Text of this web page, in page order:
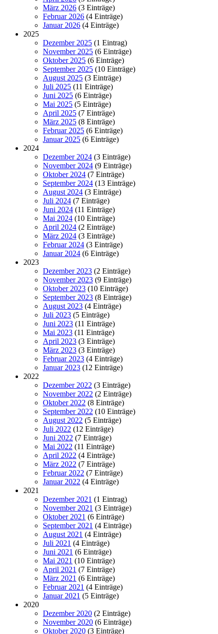
März 2026 (3 Einträge)
Februar 2026 (4 Einträge)
Januar 2026 (4 Einträge)
2025
Dezember 2025 (1 Eintrag)
November 2025 (6 Einträge)
Oktober 2025 (6 Einträge)
September 2025 (10 Einträge)
August 2025 (3 Einträge)
Juli 2025 (11 Einträge)
Juni 2025 (6 Einträge)
Mai 2025 (5 Einträge)
April 2025 (7 Einträge)
März 2025 (8 Einträge)
Februar 2025 (6 Einträge)
Januar 2025 (6 Einträge)
2024
Dezember 2024 (3 Einträge)
November 2024 (9 Einträge)
Oktober 2024 (7 Einträge)
September 2024 (13 Einträge)
August 2024 (3 Einträge)
Juli 2024 (7 Einträge)
Juni 2024 (11 Einträge)
Mai 2024 (10 Einträge)
April 2024 (2 Einträge)
März 2024 (3 Einträge)
Februar 2024 (3 Einträge)
Januar 2024 (6 Einträge)
2023
Dezember 2023 (2 Einträge)
November 2023 (9 Einträge)
Oktober 2023 (10 Einträge)
September 2023 (8 Einträge)
August 2023 (4 Einträge)
Juli 2023 (5 Einträge)
Juni 2023 (11 Einträge)
Mai 2023 (11 Einträge)
April 2023 (3 Einträge)
März 2023 (3 Einträge)
Februar 2023 (4 Einträge)
Januar 2023 (12 Einträge)
2022
Dezember 2022 (3 Einträge)
November 2022 (2 Einträge)
Oktober 2022 (8 Einträge)
September 2022 (10 Einträge)
August 2022 (5 Einträge)
Juli 2022 (12 Einträge)
Juni 2022 (7 Einträge)
Mai 2022 (11 Einträge)
April 2022 (4 Einträge)
März 2022 (7 Einträge)
Februar 2022 (7 Einträge)
Januar 2022 (4 Einträge)
2021
Dezember 2021 (1 Eintrag)
November 2021 (3 Einträge)
Oktober 2021 (6 Einträge)
September 2021 (4 Einträge)
August 2021 (4 Einträge)
Juli 2021 (4 Einträge)
Juni 2021 (6 Einträge)
Mai 2021 (10 Einträge)
April 2021 (7 Einträge)
März 2021 (6 Einträge)
Februar 2021 (4 Einträge)
Januar 2021 (5 Einträge)
2020
Dezember 2020 (2 Einträge)
November 2020 (6 Einträge)
Oktober 2020 (3 Einträge)